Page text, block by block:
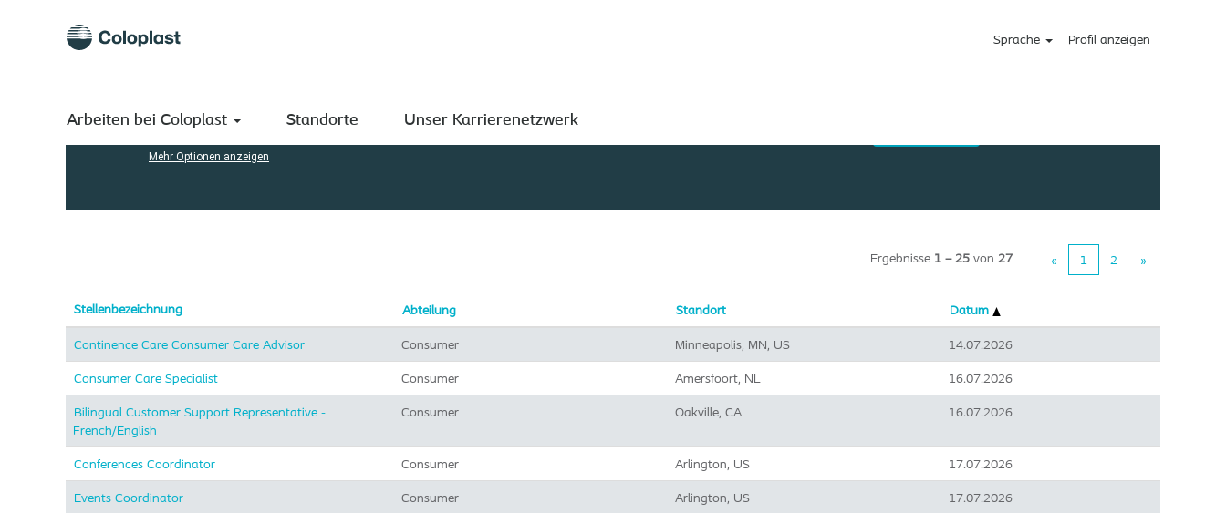
Sprache Profil anzeigen
Arbeiten bei Coloplast Standorte Unser Karrierenetzwerk
Mehr Optionen anzeigen
Ergebnisse 1 – 25 von 27 « 1 2 »
Stellenbezeichnung Abteilung Standort Datum
Continence Care Consumer Care Advisor Consumer Minneapolis, MN, US 14.07.2026
Consumer Care Specialist Consumer Amersfoort, NL 16.07.2026
Bilingual Customer Support Representative -
French/English
Consumer Oakville, CA 16.07.2026
Conferences Coordinator Consumer Arlington, US 17.07.2026
Events Coordinator Consumer Arlington, US 17.07.2026